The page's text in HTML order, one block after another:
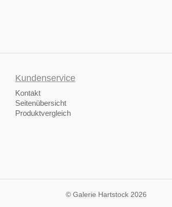
Kundenservice
Kontakt
Seitenübersicht
Produktvergleich
© Galerie Hartstock 2026